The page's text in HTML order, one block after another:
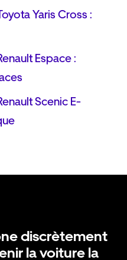
Yaris Cross :
Espace :
Scenic E-
discrètement
la voiture la